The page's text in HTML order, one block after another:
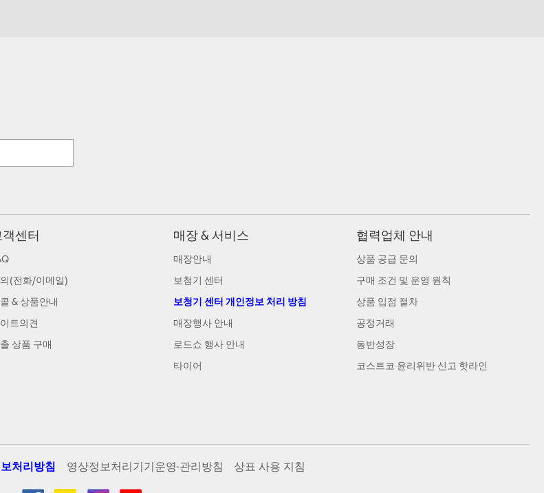
객센터
(전화/이메일)
& 상품안내
트의견
상품 구매
매장 & 서비스
매장안내
보청기 센터
보청기 센터 개인정보 처리 방침
매장행사 안내
로드쇼 행사 안내
타이어
협력업체 안내
상품 공급 문의
구매 조건 및 운영 원칙
상품 입점 절차
공정거래
동반성장
코스트코 윤리위반 신고 핫라인
처리방침 영상정보처리기기운영·관리방침 상표 사용 지침